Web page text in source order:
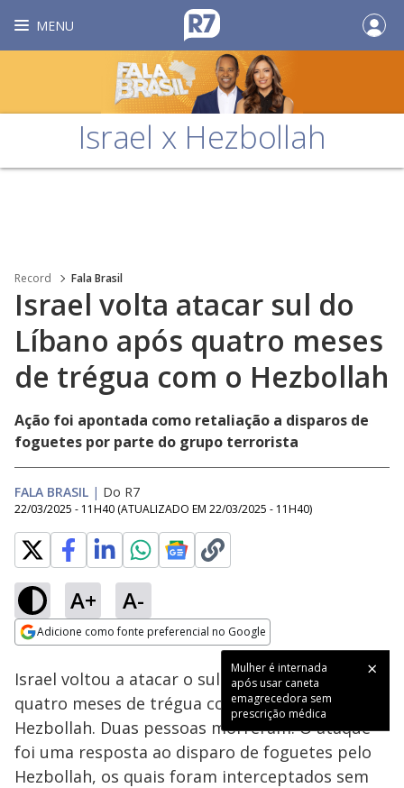
MENU
Israel x Hezbollah
Record Fala Brasil
Israel volta atacar sul do
Líbano após quatro meses
de trégua com o Hezbollah
Ação foi apontada como retaliação a disparos de
foguetes por parte do grupo terrorista
FALA BRASIL | Do R7
22/03/2025 - 11H40 (ATUALIZADO EM 22/03/2025 - 11H40)
A+ A-
Adicione como fonte preferencial no Google
Mulher é internada
após usar caneta
emagrecedora sem
prescrição médica
Ativar
100.00%
Israel voltou a atacar o sul do Líbano após
quatro meses de trégua com o grupo terrorista
Hezbollah. Duas pessoas morreram. O ataque
foi uma resposta ao disparo de foguetes pelo
Hezbollah, os quais foram interceptados sem